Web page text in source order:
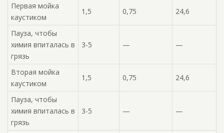
Первая мойка
каустиком
1,5 0,75 24,6
Пауза, чтобы
химия впиталась в
грязь
3-5 — —
Вторая мойка
каустиком
1,5 0,75 24,6
Пауза, чтобы
химия впиталась в
грязь
3-5 — —